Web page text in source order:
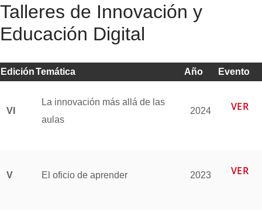
Talleres de Innovación y
Educación Digital
EdiciónTemática Año Evento
VI
La innovación más allá de las
aulas
2024 VER
V El oficio de aprender 2023 VER